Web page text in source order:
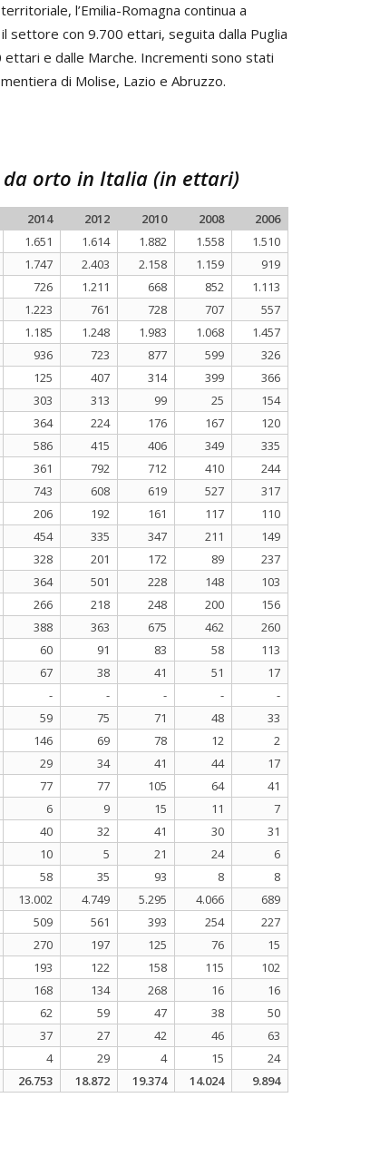
l’Emilia-Romagna continua a
settore con 9.700 ettari, seguita dalla Puglia
e dalle Marche. Incrementi sono stati
di Molise, Lazio e Abruzzo.
orto in Italia (in ettari)
2014 2012 2010 2008
2006
1.651 1.614 1.882 1.558
1.510
1.747 2.403 2.158 1.159
919
726 1.211 668 852
1.113
1.223 761 728 707
557
1.185 1.248 1.983 1.068
1.457
936 723 877 599
326
125 407 314 399
366
303 313 99 25
154
364 224 176 167
120
586 415 406 349
335
361 792 712 410
244
743 608 619 527
317
206 192 161 117
110
454 335 347 211
149
328 201 172 89
237
364 501 228 148
103
266 218 248 200
156
388 363 675 462
260
60 91 83 58
113
67 38 41 51
17
- - - -
-
59 75 71 48
33
146 69 78 12
2
29 34 41 44
17
77 77 105 64
41
6 9 15 11
7
40 32 41 30
31
10 5 21 24
6
58 35 93 8
8
13.002 4.749 5.295 4.066
689
509 561 393 254
227
270 197 125 76
15
193 122 158 115
102
168 134 268 16
16
62 59 47 38
50
37 27 42 46
63
4 29 4 15
24
26.753 18.872 19.374 14.024 9.894